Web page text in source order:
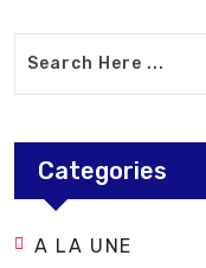
Categories
A LA UNE